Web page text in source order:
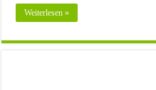
Weiterlesen »